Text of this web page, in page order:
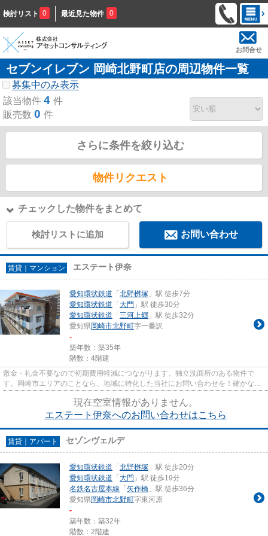
検討リスト 0 最近見た物件 0
お問合せ
セブンイレブン 岡崎北野町店の周辺物件一覧
募集中のみ表示
該当物件 4 件
販売数 0 件
さらに条件を絞り込む
物件リクエスト
チェックした物件をまとめて
検討リストに追加 お問い合わせ
賃貸｜マンション エステート伊奈
愛知環状鉄道 「 北野桝塚 」駅 徒歩7分
愛知環状鉄道 「 大門 」駅 徒歩30分
愛知環状鉄道 「 三河上郷 」駅 徒歩32分
愛知県岡崎市北野町字一番訳
-
築年数：築35年
階数：4階建
敷金・礼金不要なので初期費用軽減につながります。独立洗面所のある物件で
す。岡崎市エリアのことなら、地域に特化した当社にお問い合わせを！確かな地
現在空室情報がありません。
エステート伊奈へのお問い合わせはこちら
賃貸｜アパート セゾンヴェルデ
愛知環状鉄道 「 北野桝塚 」駅 徒歩20分
愛知環状鉄道 「 大門 」駅 徒歩19分
名鉄名古屋本線 「 矢作橋 」駅 徒歩36分
愛知県岡崎市北野町字東河原
-
築年数：築32年
階数：2階建